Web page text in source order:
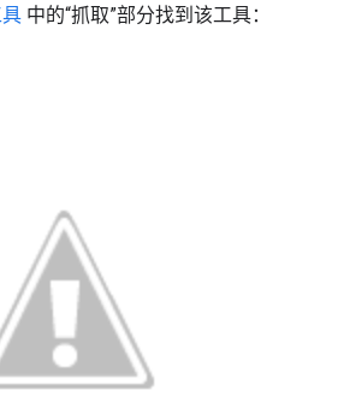
中的“抓取”部分找到该工具：